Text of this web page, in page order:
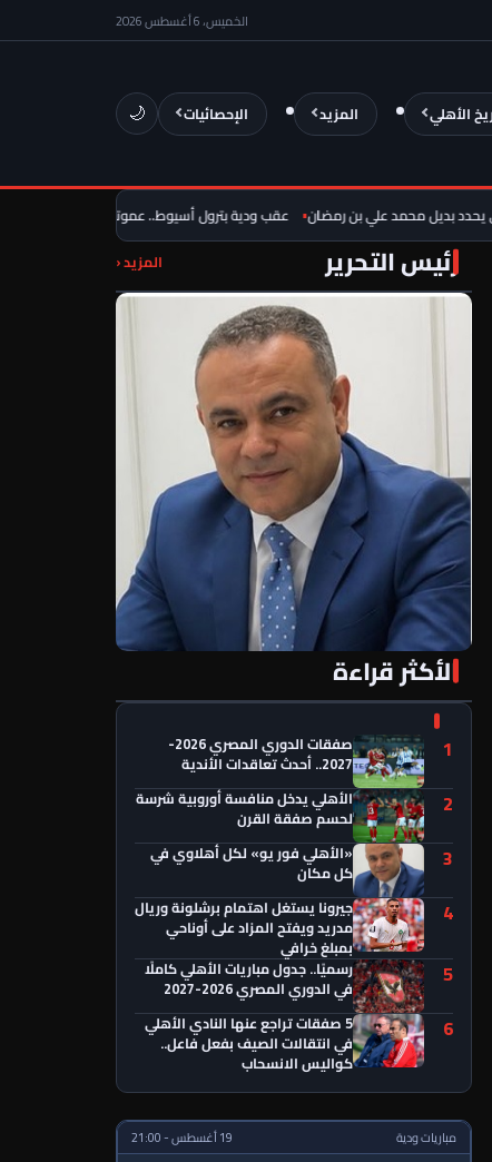
الخميس، 6 أغسطس 2026
الأهلي المزيد الإحصائيات 🌙
بديل محمد علي بن رمضان عقب ودية بترول أسيوط.. عموتة يُشيد بالموهوب
رئيس التحرير المزيد ‹
«الأهلي فور يو» لكل أهلاوي في كل مكان
الأكثر قراءة
1 صفقات الدوري المصري 2026-
2027.. أحدث تعاقدات الأندية
2 الأهلي يدخل منافسة أوروبية شرسة
لحسم صفقة القرن
3 «الأهلي فور يو» لكل أهلاوي في
كل مكان
4 جيرونا يستغل اهتمام برشلونة وريال
مدريد ويفتح المزاد على أوناحي
بمبلغ خرافي
5 رسميًا.. جدول مباريات الأهلي كاملًا
في الدوري المصري 2026-2027
6 5 صفقات تراجع عنها النادي الأهلي
في انتقالات الصيف بفعل فاعل..
كواليس الانسحاب
مباريات ودية 19 أغسطس - 21:00